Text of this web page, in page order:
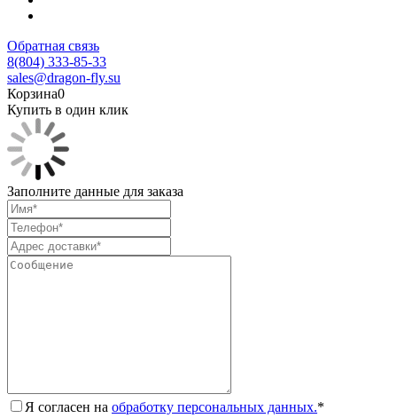
Обратная связь
8(804) 333-85-33
sales@dragon-fly.su
Корзина0
Купить в один клик
Заполните данные для заказа
Я согласен на обработку персональных данных.*